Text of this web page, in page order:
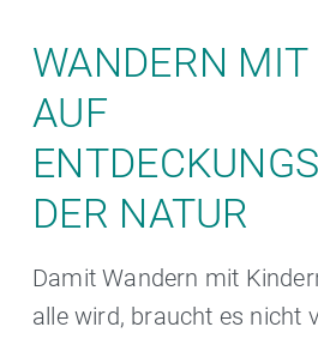
WANDERN MIT
AUF
DER NATUR
Damit Wandern mit
alle wird, braucht es nicht